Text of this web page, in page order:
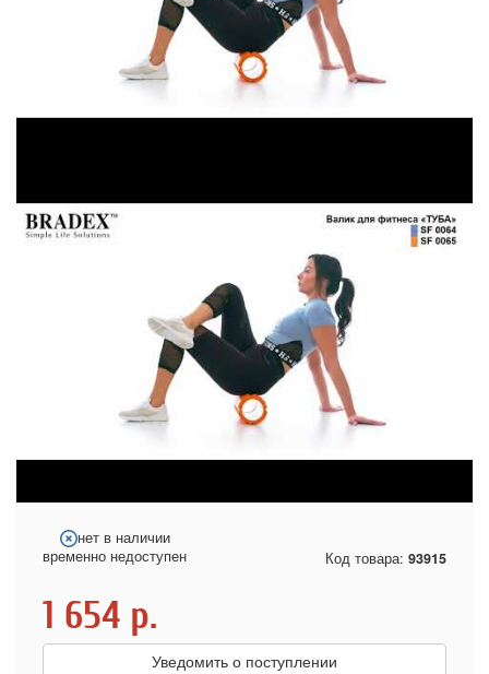
нет в наличии
временно недоступен
Код товара: 93915
1 654 р.
Уведомить о поступлении